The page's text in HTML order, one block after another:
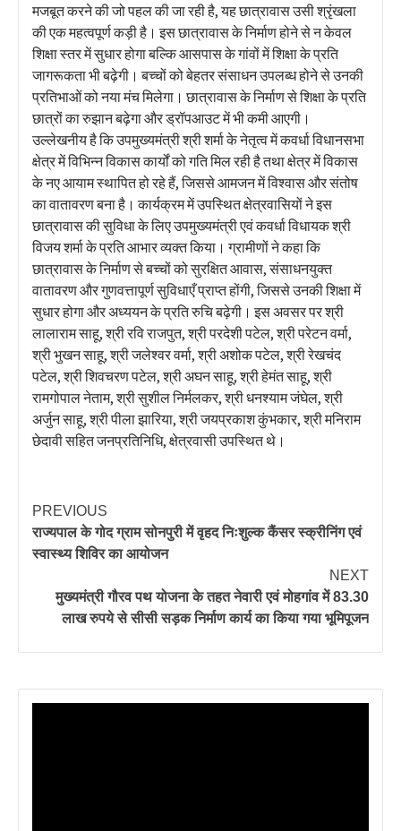
मजबूत करने की जो पहल की जा रही है, यह छात्रावास उसी श्रृंखला
की एक महत्वपूर्ण कड़ी है। इस छात्रावास के निर्माण होने से न केवल
शिक्षा स्तर में सुधार होगा बल्कि आसपास के गांवों में शिक्षा के प्रति
जागरूकता भी बढ़ेगी। बच्चों को बेहतर संसाधन उपलब्ध होने से उनकी
प्रतिभाओं को नया मंच मिलेगा। छात्रावास के निर्माण से शिक्षा के प्रति
छात्रों का रुझान बढ़ेगा और ड्रॉपआउट में भी कमी आएगी।
उल्लेखनीय है कि उपमुख्यमंत्री श्री शर्मा के नेतृत्व में कवर्धा विधानसभा
क्षेत्र में विभिन्न विकास कार्यों को गति मिल रही है तथा क्षेत्र में विकास
के नए आयाम स्थापित हो रहे हैं, जिससे आमजन में विश्वास और संतोष
का वातावरण बना है। कार्यक्रम में उपस्थित क्षेत्रवासियों ने इस
छात्रावास की सुविधा के लिए उपमुख्यमंत्री एवं कवर्धा विधायक श्री
विजय शर्मा के प्रति आभार व्यक्त किया। ग्रामीणों ने कहा कि
छात्रावास के निर्माण से बच्चों को सुरक्षित आवास, संसाधनयुक्त
वातावरण और गुणवत्तापूर्ण सुविधाएँ प्राप्त होंगी, जिससे उनकी शिक्षा में
सुधार होगा और अध्ययन के प्रति रुचि बढ़ेगी। इस अवसर पर श्री
लालाराम साहू, श्री रवि राजपुत, श्री परदेशी पटेल, श्री परेटन वर्मा,
श्री भुखन साहू, श्री जलेश्वर वर्मा, श्री अशोक पटेल, श्री रेखचंद
पटेल, श्री शिवचरण पटेल, श्री अघन साहू, श्री हेमंत साहू, श्री
रामगोपाल नेताम, श्री सुशील निर्मलकर, श्री धनश्याम जंघेल, श्री
अर्जुन साहू, श्री पीला झारिया, श्री जयप्रकाश कुंभकार, श्री मनिराम
छेदावी सहित जनप्रतिनिधि, क्षेत्रवासी उपस्थित थे।
PREVIOUS
राज्यपाल के गोद ग्राम सोनपुरी में वृहद निःशुल्क कैंसर स्क्रीनिंग एवं
स्वास्थ्य शिविर का आयोजन
NEXT
मुख्यमंत्री गौरव पथ योजना के तहत नेवारी एवं मोहगांव में 83.30
लाख रुपये से सीसी सड़क निर्माण कार्य का किया गया भूमिपूजन